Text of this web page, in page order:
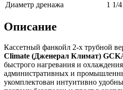
Диаметр дренажа
1 1/4
Описание
Кассетный фанкойл 2-х трубной
Climate (Дженерал Климат)
быстрого нагревания и
административных и
укомплектован интуитивно